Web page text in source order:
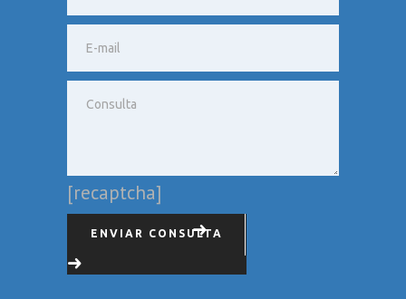
[recaptcha]
ENVIAR CONSULTA